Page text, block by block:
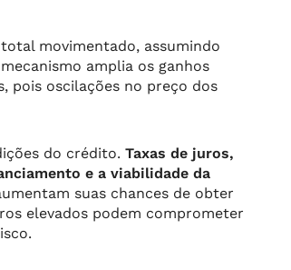
movimentado, assumindo
amplia os ganhos
pois oscilações no preço dos
do crédito. Taxas de juros,
e a viabilidade da
suas chances de obter
elevados podem comprometer